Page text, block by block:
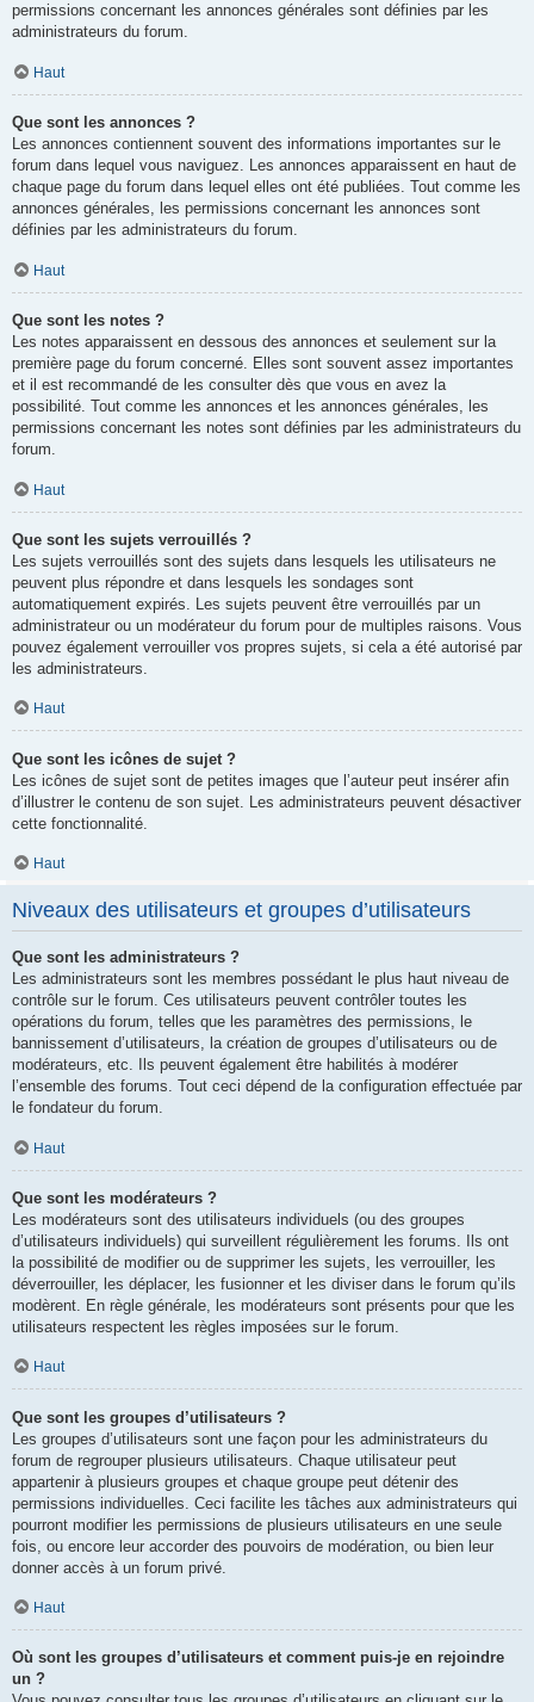
permissions concernant les annonces générales sont définies par les
administrateurs du forum.
Haut
Que sont les annonces ?
Les annonces contiennent souvent des informations importantes sur le
forum dans lequel vous naviguez. Les annonces apparaissent en haut de
chaque page du forum dans lequel elles ont été publiées. Tout comme les
annonces générales, les permissions concernant les annonces sont
définies par les administrateurs du forum.
Haut
Que sont les notes ?
Les notes apparaissent en dessous des annonces et seulement sur la
première page du forum concerné. Elles sont souvent assez importantes
et il est recommandé de les consulter dès que vous en avez la
possibilité. Tout comme les annonces et les annonces générales, les
permissions concernant les notes sont définies par les administrateurs du
forum.
Haut
Que sont les sujets verrouillés ?
Les sujets verrouillés sont des sujets dans lesquels les utilisateurs ne
peuvent plus répondre et dans lesquels les sondages sont
automatiquement expirés. Les sujets peuvent être verrouillés par un
administrateur ou un modérateur du forum pour de multiples raisons. Vous
pouvez également verrouiller vos propres sujets, si cela a été autorisé par
les administrateurs.
Haut
Que sont les icônes de sujet ?
Les icônes de sujet sont de petites images que l’auteur peut insérer afin
d’illustrer le contenu de son sujet. Les administrateurs peuvent désactiver
cette fonctionnalité.
Haut
Niveaux des utilisateurs et groupes d’utilisateurs
Que sont les administrateurs ?
Les administrateurs sont les membres possédant le plus haut niveau de
contrôle sur le forum. Ces utilisateurs peuvent contrôler toutes les
opérations du forum, telles que les paramètres des permissions, le
bannissement d’utilisateurs, la création de groupes d’utilisateurs ou de
modérateurs, etc. Ils peuvent également être habilités à modérer
l’ensemble des forums. Tout ceci dépend de la configuration effectuée par
le fondateur du forum.
Haut
Que sont les modérateurs ?
Les modérateurs sont des utilisateurs individuels (ou des groupes
d’utilisateurs individuels) qui surveillent régulièrement les forums. Ils ont
la possibilité de modifier ou de supprimer les sujets, les verrouiller, les
déverrouiller, les déplacer, les fusionner et les diviser dans le forum qu’ils
modèrent. En règle générale, les modérateurs sont présents pour que les
utilisateurs respectent les règles imposées sur le forum.
Haut
Que sont les groupes d’utilisateurs ?
Les groupes d’utilisateurs sont une façon pour les administrateurs du
forum de regrouper plusieurs utilisateurs. Chaque utilisateur peut
appartenir à plusieurs groupes et chaque groupe peut détenir des
permissions individuelles. Ceci facilite les tâches aux administrateurs qui
pourront modifier les permissions de plusieurs utilisateurs en une seule
fois, ou encore leur accorder des pouvoirs de modération, ou bien leur
donner accès à un forum privé.
Haut
Où sont les groupes d’utilisateurs et comment puis-je en rejoindre
un ?